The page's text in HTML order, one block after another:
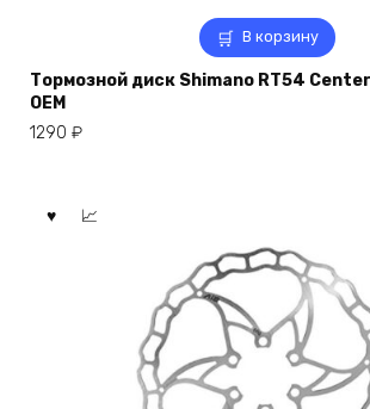
В корзину
Тормозной диск Shimano RT54
OEM
1290 ₽